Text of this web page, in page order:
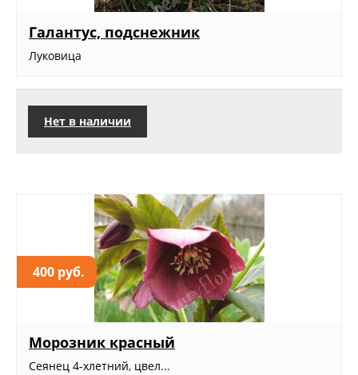
Галантус, подснежник
Луковица
Нет в наличии
400 руб.
Морозник красный
Сеянец 4-хлетний, цвел...